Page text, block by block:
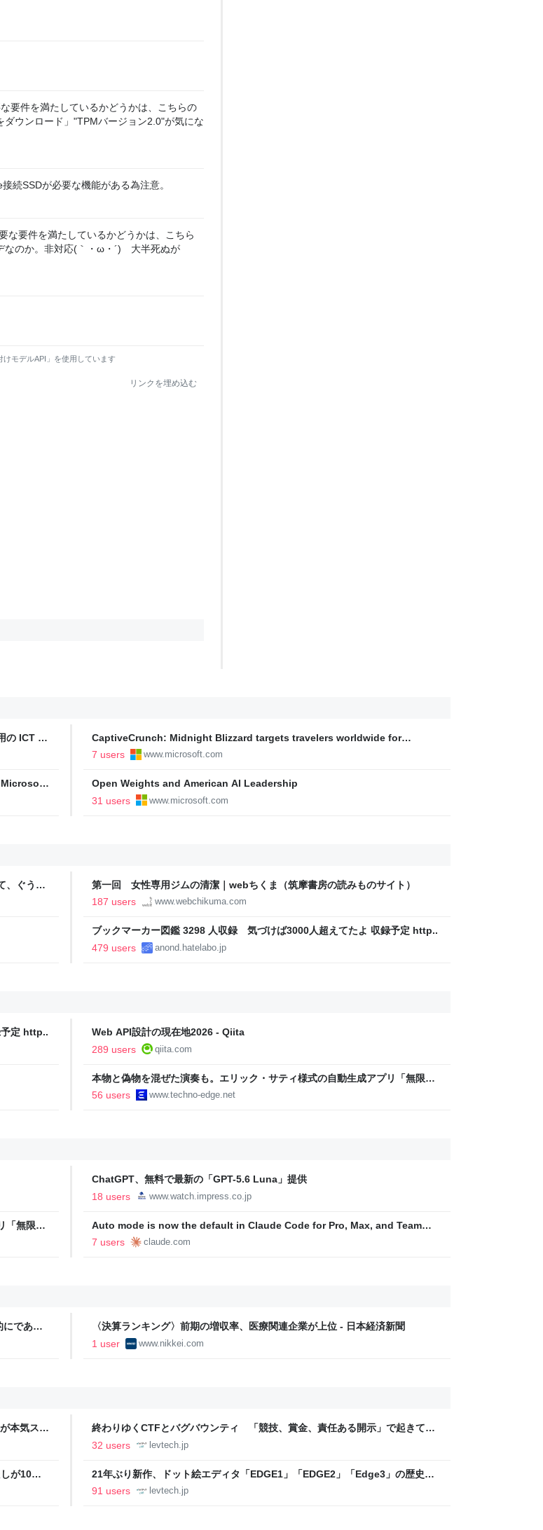
要件を満たしているかどうかは、こちらの
ウンロード」"TPMバージョン2.0"が気にな
続SSDが必要な機能がある為注意。
な要件を満たしているかどうかは、こちら
なのか。非対応(｀・ω・´) 大半死ぬが
モデルAPI」を使用しています
リンクを埋め込む
の ICT 環
導入 |
CaptiveCrunch: Midnight Blizzard targets travelers worldwide for
malware delivery and credential theft | Microsoft Security Blog
7 users www.microsoft.com
Microsoft
Open Weights and American AI Leadership
31 users
www.microsoft.com
、ぐうの
第一回 女性専用ジムの清潔｜webちくま（筑摩書房の読みものサイト）
187 users
www.webchikuma.com
ブックマーカー図鑑 3298 人収録 気づけば3000人超えてたよ 収録予定 http..
479 users
anond.hatelabo.jp
定 http..
Web API設計の現在地2026 - Qiita
289 users
qiita.com
本物と偽物を混ぜた演奏も。エリック・サティ様式の自動生成アプリ「無限サ
ティ機関」をClaude Codeで作って公開した（CloseBox） | テクノエッジ
TechnoEdge
56 users www.techno-edge.net
ChatGPT、無料で最新の「GPT-5.6 Luna」提供
18 users
www.watch.impress.co.jp
「無限サ
ッジ
Auto mode is now the default in Claude Code for Pro, Max, and Team
plans | Claude by Anthropic
7 users claude.com
にであ
とにつ
ともで
〈決算ランキング〉前期の増収率、医療関連企業が上位 - 日本経済新聞
1 user
www.nikkei.com
本気スキ
・中央
終わりゆくCTFとバグバウンティ 「競技、賞金、責任ある開示」で起きてい
ること【フォーカス】 - レバテックLAB
32 users levtech.jp
が10年
21年ぶり新作、ドット絵エディタ「EDGE1」「EDGE2」「Edge3」の歴史に
ついて作者に聞く【フォーカス】 - レバテックLAB
91 users levtech.jp